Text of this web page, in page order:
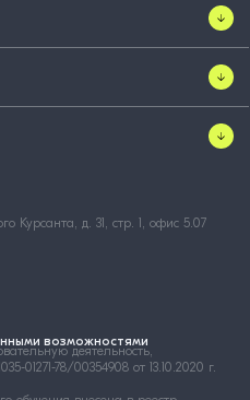
Курсанта, д. 31, стр. 1, офис 5.07
возможностями
деятельность,
01271-78/00354908 от 13.10.2020 г.